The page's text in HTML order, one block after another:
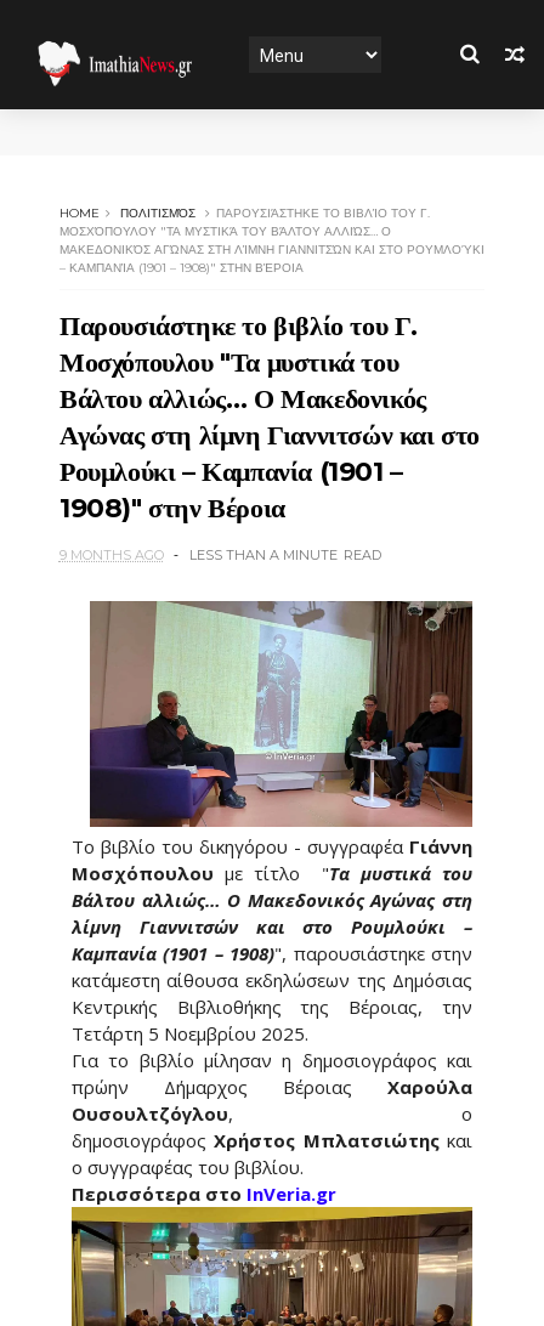
HOME ΠΟΛΙΤΙΣΜΌΣ
ΠΑΡΟΥΣΙΆΣΤΗΚΕ ΤΟ ΒΙΒΛΊΟ ΤΟΥ Γ.
ΜΟΣΧΌΠΟΥΛΟΥ "ΤΑ ΜΥΣΤΙΚΆ ΤΟΥ ΒΆΛΤΟΥ ΑΛΛΙΏΣ… Ο
ΜΑΚΕΔΟΝΙΚΌΣ ΑΓΏΝΑΣ ΣΤΗ ΛΊΜΝΗ ΓΙΑΝΝΙΤΣΏΝ ΚΑΙ ΣΤΟ ΡΟΥΜΛΟΎΚΙ
– ΚΑΜΠΑΝΊΑ (1901 – 1908)" ΣΤΗΝ ΒΈΡΟΙΑ
Παρουσιάστηκε το βιβλίο του Γ.
Μοσχόπουλου "Τα μυστικά του
Βάλτου αλλιώς… Ο Μακεδονικός
Αγώνας στη λίμνη Γιαννιτσών και στο
Ρουμλούκι – Καμπανία (1901 –
1908)" στην Βέροια
9 MONTHS AGO LESS THAN A MINUTE READ
Το βιβλίο του δικηγόρου - συγγραφέα Γιάννη
Μοσχόπουλου με τίτλο "Τα μυστικά του
Βάλτου αλλιώς… Ο Μακεδονικός Αγώνας στη
λίμνη Γιαννιτσών και στο Ρουμλούκι –
Καμπανία (1901 – 1908)", παρουσιάστηκε στην
κατάμεστη αίθουσα εκδηλώσεων της Δημόσιας
Κεντρικής Βιβλιοθήκης της Βέροιας, την
Τετάρτη 5 Νοεμβρίου 2025.
Για το βιβλίο μίλησαν η δημοσιογράφος και
πρώην Δήμαρχος ΒέροιαςΧαρούλα
Ουσουλτζόγλου, ο
δημοσιογράφοςΧρήστος Μπλατσιώτηςκαι
ο συγγραφέας του βιβλίου.
Περισσότερα στο InVeria.gr